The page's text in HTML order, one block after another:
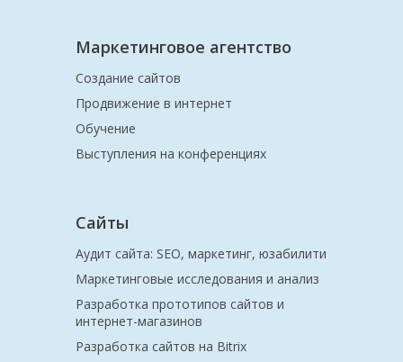
Маркетинговое агентство
Создание сайтов
Продвижение в интернет
Обучение
Выступления на конференциях
Сайты
Аудит сайта: SEO, маркетинг, юзабилити
Маркетинговые исследования и анализ
Разработка прототипов сайтов и
интернет-магазинов
Разработка сайтов на Bitrix